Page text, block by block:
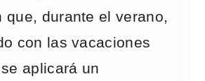
que, durante el verano,
con las vacaciones
aplicará un